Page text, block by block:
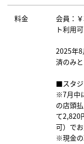
料金
会員：
ト利用可
2025年
済のみと
■スタジ
※7月中
の店頭
て2,820
可）で
※現金の